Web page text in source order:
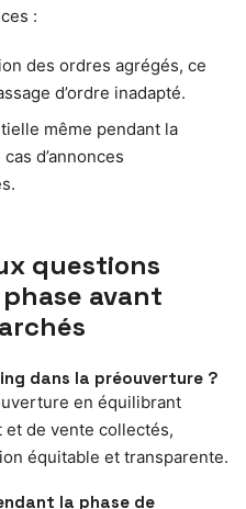
:
des ordres agrégés, ce
d’ordre inadapté.
même pendant la
d’annonces
questions
avant
dans la préouverture ?
en équilibrant
et de vente collectés,
équitable et transparente.
la phase de